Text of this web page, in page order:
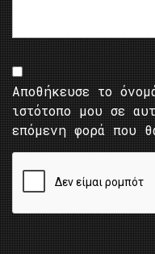
Αποθήκευσε το
ιστότοπο μου σε
επόμενη φορά που